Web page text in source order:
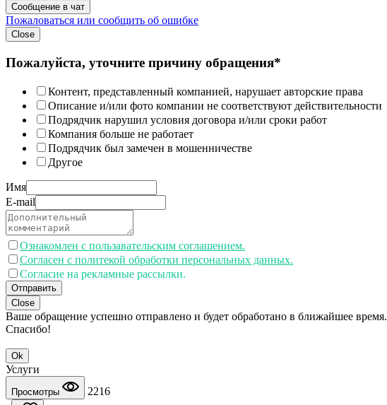
Сообщение в чат
Пожаловаться или сообщить об ошибке
Close
Пожалуйста, уточните причину обращения*
Контент, представленный компанией, нарушает авторские права
Описание и/или фото компании не соответствуют действительности
Подрядчик нарушил условия договора и/или сроки работ
Компания больше не работает
Подрядчик был замечен в мошенничестве
Другое
Имя
E-mail
Ознакомлен с пользавательским соглашением.
Согласен с политекой обработки персональных данных.
Согласие на рекламные рассылки.
Отправить
Close
Ваше обращение успешно отправлено и будет обработано в ближайшее время.
Спасибо!
Ok
Услуги
Просмотры
2216